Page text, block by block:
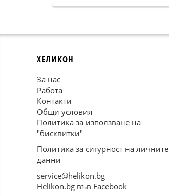
ХЕЛИКОН
За нас
Работа
Контакти
Общи условия
Политика за използване на
"бисквитки"
Политика за сигурност на личните
данни
service@helikon.bg
Helikon.bg във Facebook